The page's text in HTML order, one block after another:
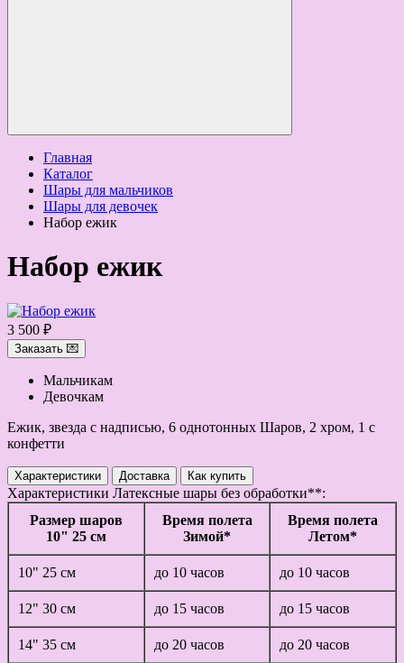
Главная
Каталог
Шары для мальчиков
Шары для девочек
Набор ежик
Набор ежик
3 500 ₽
Заказать 💌
Мальчикам
Девочкам
Ежик, звезда с надписью, 6 однотонных Шаров, 2 хром, 1 с
конфетти
Характеристики Доставка Как купить
Характеристики Латексные шары без обработки**:
Размер шаров
10" 25 см
Время полета
Зимой*
Время полета
Летом*
10" 25 см до 10 часов до 10 часов
12" 30 см до 15 часов до 15 часов
14" 35 см до 20 часов
до 20 часов